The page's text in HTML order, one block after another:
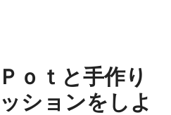
ｏｔと手作り
ションをしよ